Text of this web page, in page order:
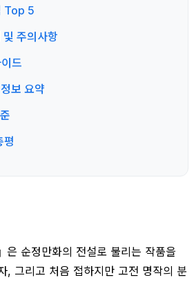
Top 5
주의사항
드
보 요약
평
은 순정만화의 전설로 불리는 작품을
, 그리고 처음 접하지만 고전 명작의 분